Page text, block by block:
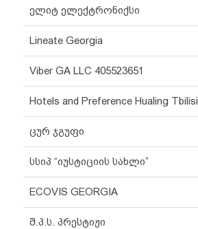
ელიტ ელექტრონიქსი
Lineate Georgia
Viber GA LLC 405523651
Hotels and Preference Hualing Tbilisi
ცურ ჯგუფი
სსიპ “იუსტიციის სახლი”
ECOVIS GEORGIA
შ.პ.ს. პრესტიჟი